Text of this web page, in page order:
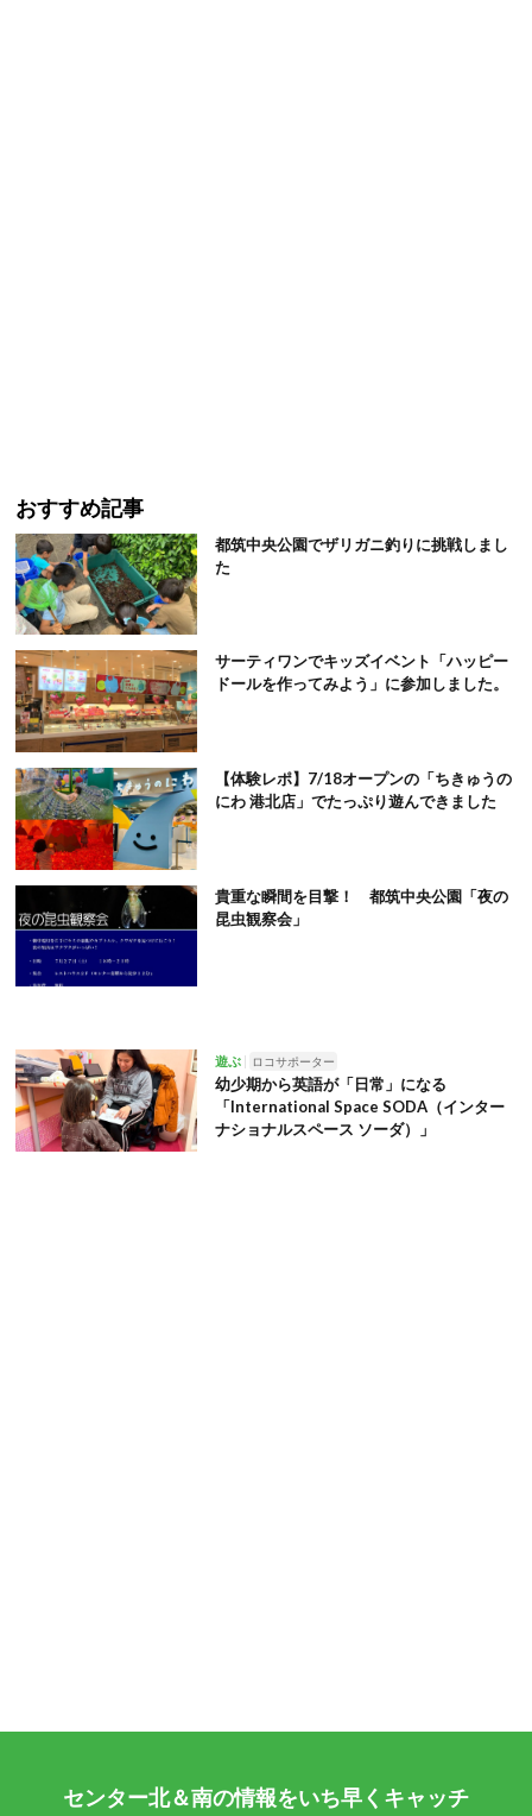
おすすめ記事
都筑中央公園でザリガニ釣りに挑戦しまし
た
サーティワンでキッズイベント「ハッピー
ドールを作ってみよう」に参加しました。
【体験レポ】7/18オープンの「ちきゅうの
にわ 港北店」でたっぷり遊んできました
貴重な瞬間を目撃！ 都筑中央公園「夜の
昆虫観察会」
遊ぶ ロコサポーター
幼少期から英語が「日常」になる
「International Space SODA（インター
ナショナルスペース ソーダ）」
センター北＆南の情報をいち早くキャッチ